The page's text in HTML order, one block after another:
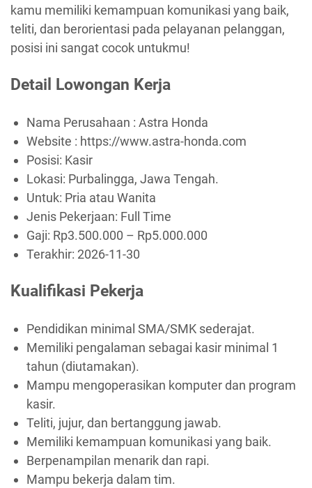
kamu memiliki kemampuan komunikasi yang baik,
teliti, dan berorientasi pada pelayanan pelanggan,
posisi ini sangat cocok untukmu!
Detail Lowongan Kerja
Nama Perusahaan : Astra Honda
Website : https://www.astra-honda.com
Posisi: Kasir
Lokasi: Purbalingga, Jawa Tengah.
Untuk: Pria atau Wanita
Jenis Pekerjaan: Full Time
Gaji: Rp3.500.000 – Rp5.000.000
Terakhir: 2026-11-30
Kualifikasi Pekerja
Pendidikan minimal SMA/SMK sederajat.
Memiliki pengalaman sebagai kasir minimal 1
tahun (diutamakan).
Mampu mengoperasikan komputer dan program
kasir.
Teliti, jujur, dan bertanggung jawab.
Memiliki kemampuan komunikasi yang baik.
Berpenampilan menarik dan rapi.
Mampu bekerja dalam tim.